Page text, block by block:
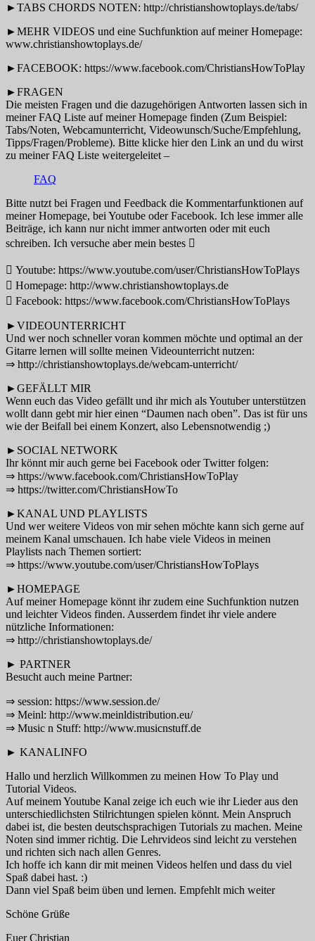
►TABS CHORDS NOTEN: http://christianshowtoplays.de/tabs/
►MEHR VIDEOS und eine Suchfunktion auf meiner Homepage:
www.christianshowtoplays.de/
►FACEBOOK: https://www.facebook.com/ChristiansHowToPlay
►FRAGEN
Die meisten Fragen und die dazugehörigen Antworten lassen sich in
meiner FAQ Liste auf meiner Homepage finden (Zum Beispiel:
Tabs/Noten, Webcamunterricht, Videowunsch/Suche/Empfehlung,
Tipps/Fragen/Probleme). Bitte klicke hier den Link an und du wirst
zu meiner FAQ Liste weitergeleitet –
FAQ
Bitte nutzt bei Fragen und Feedback die Kommentarfunktionen auf
meiner Homepage, bei Youtube oder Facebook. Ich lese immer alle
Beiträge, ich kann nur nicht immer antworten oder mit euch
schreiben. Ich versuche aber mein bestes 
 Youtube: https://www.youtube.com/user/ChristiansHowToPlays
 Homepage: http://www.christianshowtoplays.de
 Facebook: https://www.facebook.com/ChristiansHowToPlays
►VIDEOUNTERRICHT
Und wer noch schneller voran kommen möchte und optimal an der
Gitarre lernen will sollte meinen Videounterricht nutzen:
⇒ http://christianshowtoplays.de/webcam-unterricht/
►GEFÄLLT MIR
Wenn euch das Video gefällt und ihr mich als Youtuber unterstützen
wollt dann gebt mir hier einen “Daumen nach oben”. Das ist für uns
wie der Beifall bei einem Konzert, also Lebensnotwendig ;)
►SOCIAL NETWORK
Ihr könnt mir auch gerne bei Facebook oder Twitter folgen:
⇒ https://www.facebook.com/ChristiansHowToPlay
⇒ https://twitter.com/ChristiansHowTo
►KANAL UND PLAYLISTS
Und wer weitere Videos von mir sehen möchte kann sich gerne auf
meinem Kanal umschauen. Ich habe viele Videos in meinen
Playlists nach Themen sortiert:
⇒ https://www.youtube.com/user/ChristiansHowToPlays
►HOMEPAGE
Auf meiner Homepage könnt ihr zudem eine Suchfunktion nutzen
und leichter Videos finden. Ausserdem findet ihr viele andere
nützliche Informationen:
⇒ http://christianshowtoplays.de/
► PARTNER
Besucht auch meine Partner:
⇒ session: https://www.session.de/
⇒ Meinl: http://www.meinldistribution.eu/
⇒ Music n Stuff: http://www.musicnstuff.de
► KANALINFO
Hallo und herzlich Willkommen zu meinen How To Play und
Tutorial Videos.
Auf meinem Youtube Kanal zeige ich euch wie ihr Lieder aus den
unterschiedlichsten Stilrichtungen spielen könnt. Mein Anspruch
dabei ist, die besten deutschsprachigen Tutorials zu machen. Meine
Noten sind immer richtig. Die Lehrvideos sind leicht zu verstehen
und richten sich nach allen Genres.
Ich hoffe ich kann dir mit meinen Videos helfen und dass du viel
Spaß dabei hast. :)
Dann viel Spaß beim üben und lernen. Empfehlt mich weiter
Schöne Grüße
Euer Christian